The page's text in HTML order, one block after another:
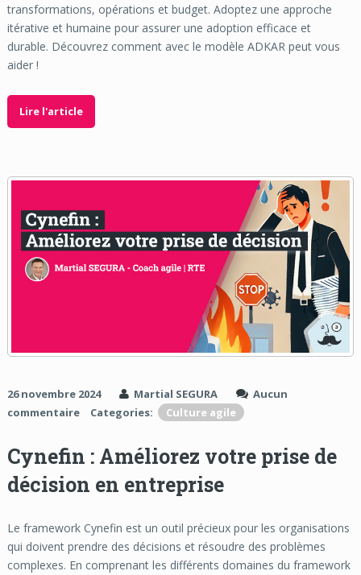
transformations, opérations et budget. Adoptez une approche
itérative et humaine pour assurer une adoption efficace et
durable. Découvrez comment avec le modèle ADKAR peut vous
aider !
Lire l'article
26 novembre 2024 Martial SEGURA
Aucun
commentaire
Categories: Culture agile
Cynefin : Améliorez votre prise de
décision en entreprise
Le framework Cynefin est un outil précieux pour les organisations
qui doivent prendre des décisions et résoudre des problèmes
complexes. En comprenant les différents domaines du framework